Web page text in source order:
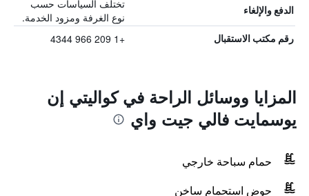
الدفع والإلغاء
تختلف السياسات حسب
نوع الغرفة ومزود الخدمة.
رقم مكتب الاستقبال +1 209 966 4344
المزايا ووسائل الراحة في كواليتي إن
يوسمايت فالي جيت واي
حمام سباحة خارجي
حوض استحمام ساخن